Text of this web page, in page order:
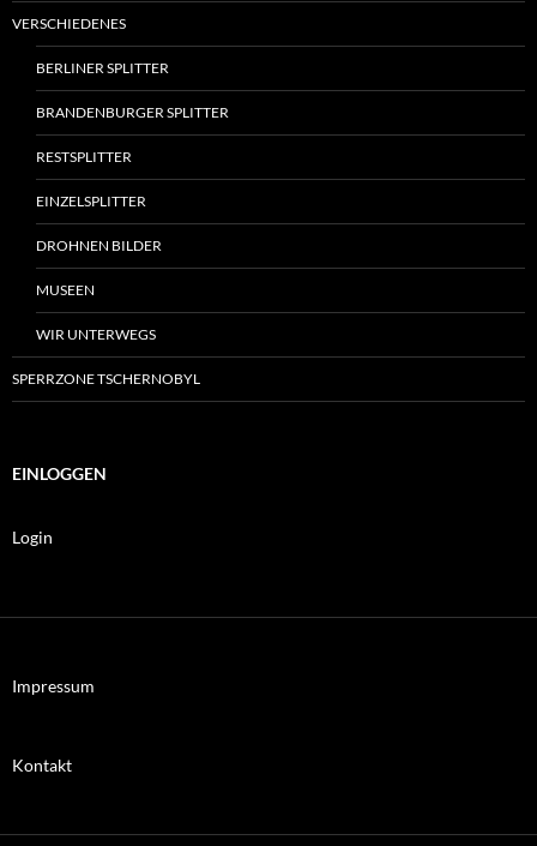
VERSCHIEDENES
BERLINER SPLITTER
BRANDENBURGER SPLITTER
RESTSPLITTER
EINZELSPLITTER
DROHNEN BILDER
MUSEEN
WIR UNTERWEGS
SPERRZONE TSCHERNOBYL
EINLOGGEN
Login
Impressum
Kontakt